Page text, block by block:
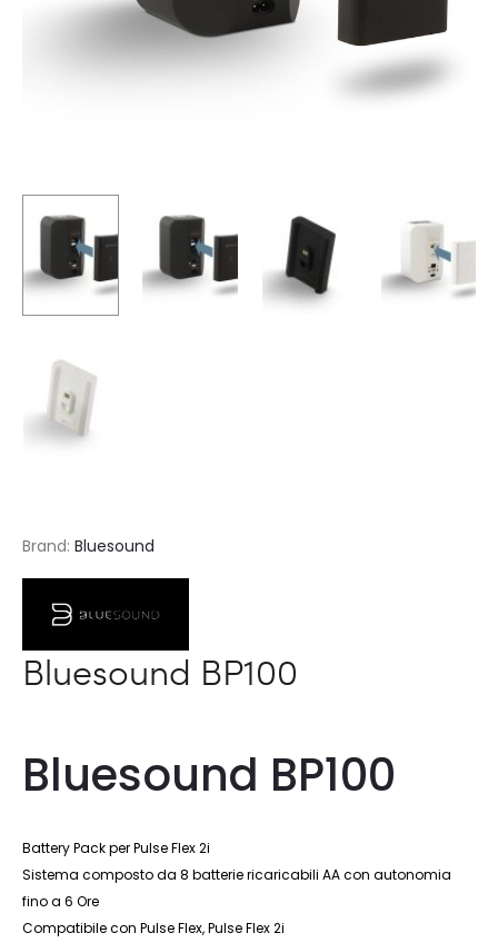
Brand: Bluesound
Bluesound BP100
Bluesound BP100
Battery Pack per Pulse Flex 2i
Sistema composto da 8 batterie ricaricabili AA con autonomia
fino a 6 Ore
Compatibile con Pulse Flex, Pulse Flex 2i